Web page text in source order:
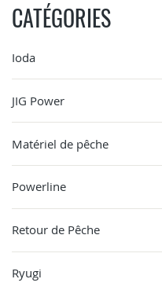
CATÉGORIES
Ioda
JIG Power
Matériel de pêche
Powerline
Retour de Pêche
Ryugi